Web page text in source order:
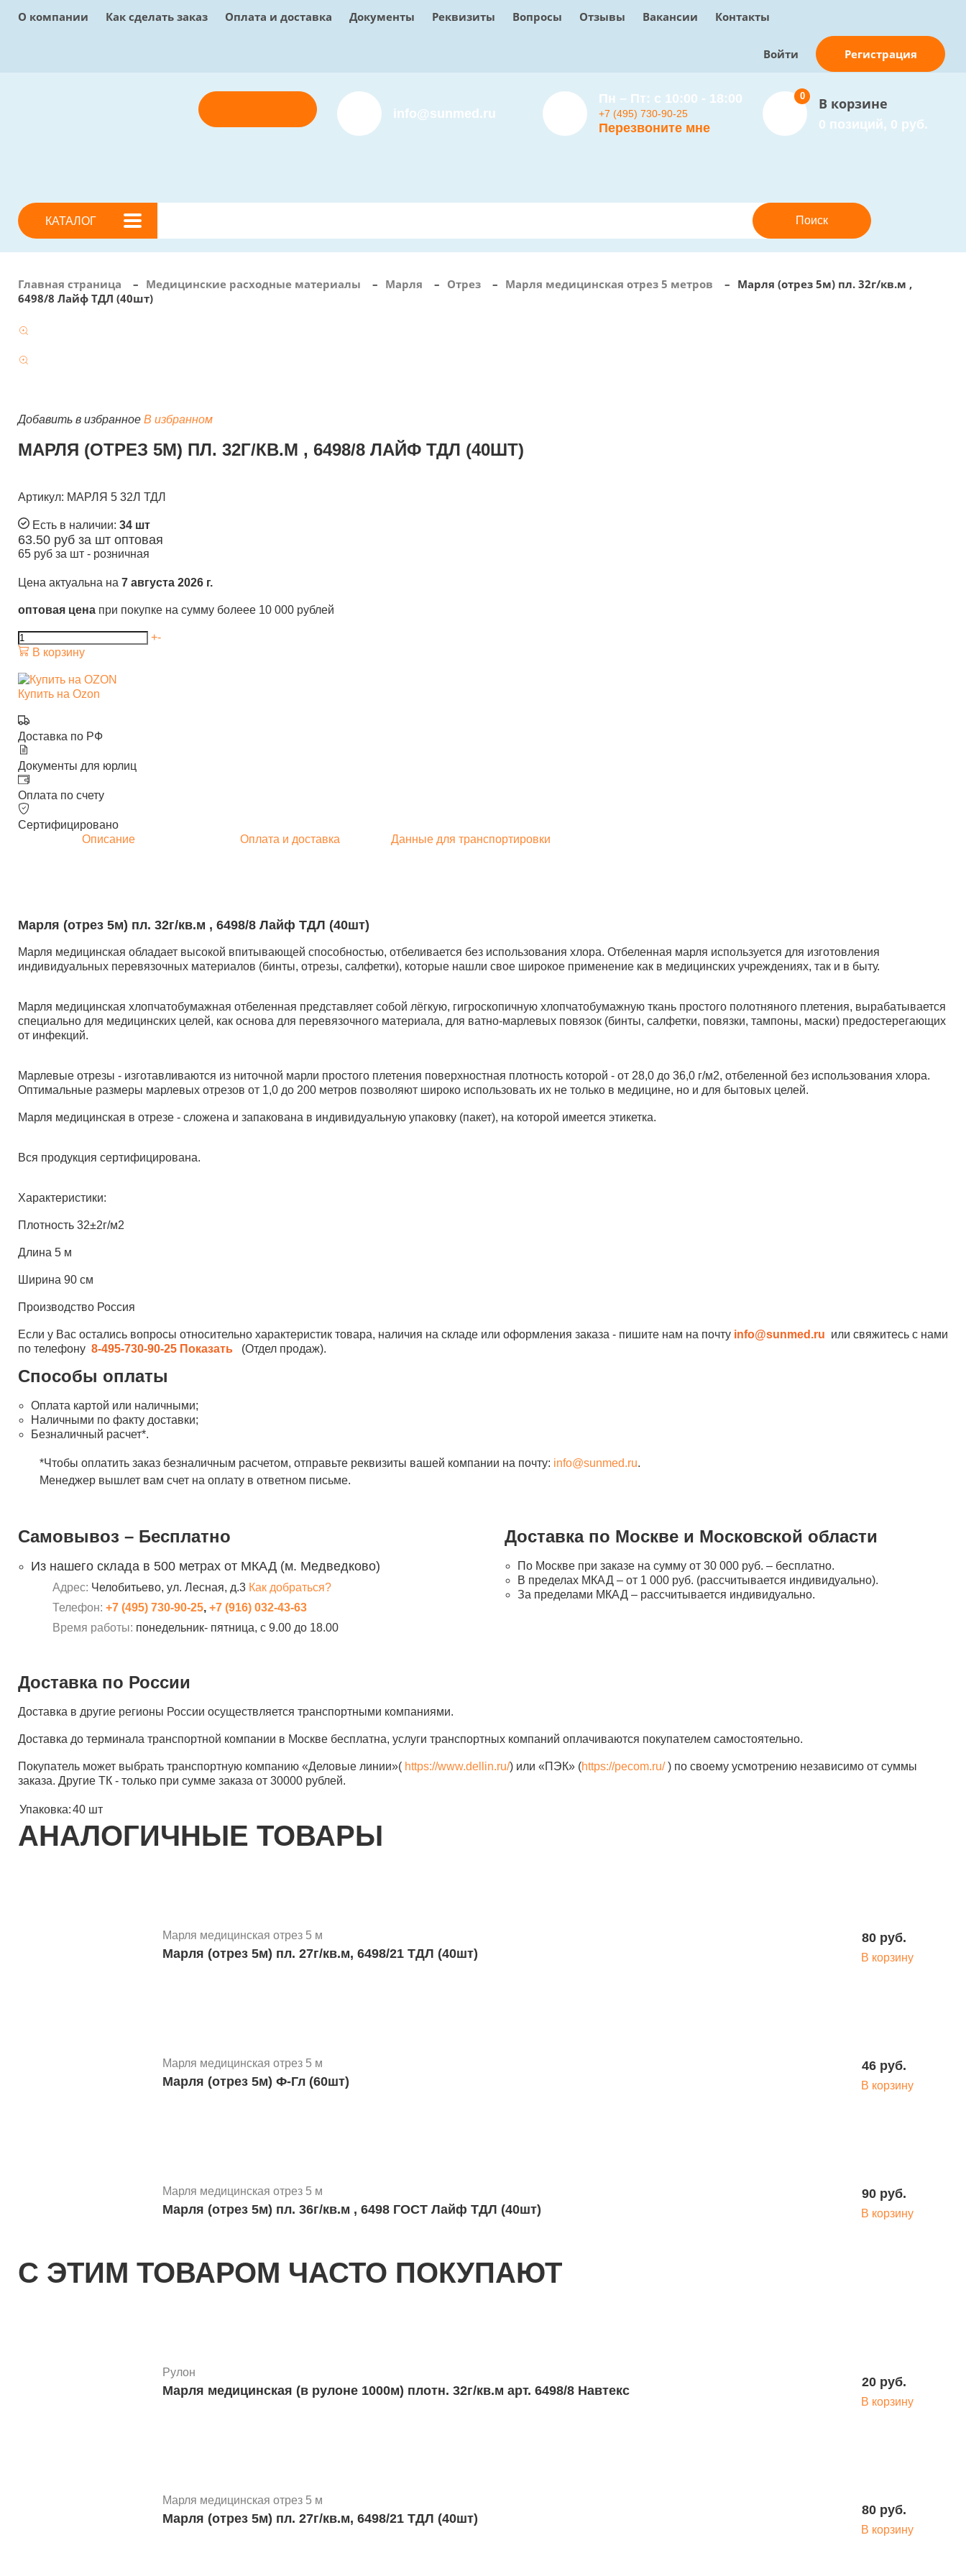
О компании Как сделать заказ Оплата и доставка Документы Реквизиты Вопросы Отзывы Вакансии Контакты
Войти Регистрация
info@sunmed.ru
Пн – Пт: с 10:00 - 18:00
+7 (495) 730-90-25
Перезвоните мне
В корзине
0 позиций, 0 руб.
0
КАТАЛОГ
Главная страница – Медицинские расходные материалы – Марля – Отрез – Марля медицинская отрез 5 метров – Марля (отрез 5м) пл. 32г/кв.м ,
6498/8 Лайф ТДЛ (40шт)
Добавить в избранное В избранном
МАРЛЯ (ОТРЕЗ 5М) ПЛ. 32Г/КВ.М , 6498/8 ЛАЙФ ТДЛ (40ШТ)
Артикул: МАРЛЯ 5 32Л ТДЛ
Есть в наличии: 34 шт
63.50 руб за шт оптовая
65 руб за шт - розничная
Цена актуальна на 7 августа 2026 г.
оптовая цена при покупке на сумму болеее 10 000 рублей
+-
В корзину
Купить на Ozon
Доставка по РФ
Документы для юрлиц
Оплата по счету
Сертифицировано
Описание
Оплата и доставка Данные для транспортировки
Марля (отрез 5м) пл. 32г/кв.м , 6498/8 Лайф ТДЛ (40шт)
Марля медицинская обладает высокой впитывающей способностью, отбеливается без использования хлора. Отбеленная марля используется для изготовления
индивидуальных перевязочных материалов (бинты, отрезы, салфетки), которые нашли свое широкое применение как в медицинских учреждениях, так и в быту.
Марля медицинская хлопчатобумажная отбеленная представляет собой лёгкую, гигроскопичную хлопчатобумажную ткань простого полотняного плетения, вырабатывается
специально для медицинских целей, как основа для перевязочного материала, для ватно-марлевых повязок (бинты, салфетки, повязки, тампоны, маски) предостерегающих
от инфекций.
Марлевые отрезы - изготавливаются из ниточной марли простого плетения поверхностная плотность которой - от 28,0 до 36,0 г/м2, отбеленной без использования хлора.
Оптимальные размеры марлевых отрезов от 1,0 до 200 метров позволяют широко использовать их не только в медицине, но и для бытовых целей.
Марля медицинская в отрезе - сложена и запакована в индивидуальную упаковку (пакет), на которой имеется этикетка.
Вся продукция сертифицирована.
Характеристики:
Плотность 32±2г/м2
Длина 5 м
Ширина 90 см
Производство Россия
Если у Вас остались вопросы относительно характеристик товара, наличия на складе или оформления заказа - пишите нам на почту info@sunmed.ru или свяжитесь с нами
по телефону 8-495-730-90-25 Показать (Отдел продаж).
Способы оплаты
Оплата картой или наличными;
Наличными по факту доставки;
Безналичный расчет*.
*Чтобы оплатить заказ безналичным расчетом, отправьте реквизиты вашей компании на почту: info@sunmed.ru.
Менеджер вышлет вам счет на оплату в ответном письме.
Самовывоз – Бесплатно
Из нашего склада в 500 метрах от МКАД (м. Медведково)
Адрес: Челобитьево, ул. Лесная, д.3 Как добраться?
Телефон: +7 (495) 730-90-25, +7 (916) 032-43-63
Время работы: понедельник- пятница, с 9.00 до 18.00
Доставка по Москве и Московской области
По Москве при заказе на сумму от 30 000 руб. – бесплатно.
В пределах МКАД – от 1 000 руб. (рассчитывается индивидуально).
За пределами МКАД – рассчитывается индивидуально.
Доставка по России
Доставка в другие регионы России осуществляется транспортными компаниями.
Доставка до терминала транспортной компании в Москве бесплатна, услуги транспортных компаний оплачиваются покупателем самостоятельно.
Покупатель может выбрать транспортную компанию «Деловые линии»( https://www.dellin.ru/) или «ПЭК» (https://pecom.ru/) по своему усмотрению независимо от суммы
заказа. Другие ТК - только при сумме заказа от 30000 рублей.
Упаковка:40 шт
АНАЛОГИЧНЫЕ ТОВАРЫ
Марля медицинская отрез 5 м
Марля (отрез 5м) пл. 27г/кв.м, 6498/21 ТДЛ (40шт)
80 руб.
В корзину
Марля медицинская отрез 5 м
Марля (отрез 5м) Ф-Гл (60шт)
46 руб.
В корзину
Марля медицинская отрез 5 м
Марля (отрез 5м) пл. 36г/кв.м , 6498 ГОСТ Лайф ТДЛ (40шт)
90 руб.
В корзину
С ЭТИМ ТОВАРОМ ЧАСТО ПОКУПАЮТ
Рулон
Марля медицинская (в рулоне 1000м) плотн. 32г/кв.м арт. 6498/8 Навтекс
20 руб.
В корзину
Марля медицинская отрез 5 м
Марля (отрез 5м) пл. 27г/кв.м, 6498/21 ТДЛ (40шт)
80 руб.
В корзину